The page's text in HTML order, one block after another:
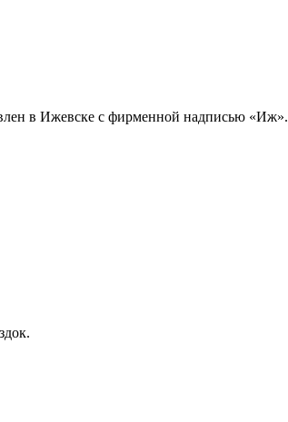
в Ижевске с фирменной надписью «Иж».